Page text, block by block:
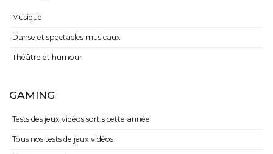
Musique
Danse et spectacles musicaux
Théâtre et humour
GAMING
Tests des jeux vidéos sortis cette année
Tous nos tests de jeux vidéos